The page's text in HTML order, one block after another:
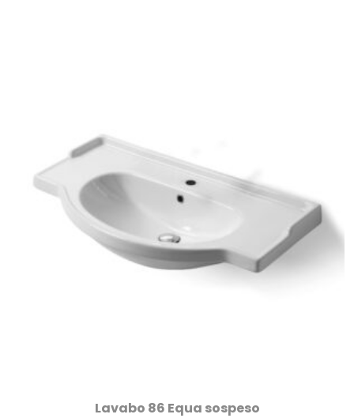
Lavabo 86 Equa sospeso